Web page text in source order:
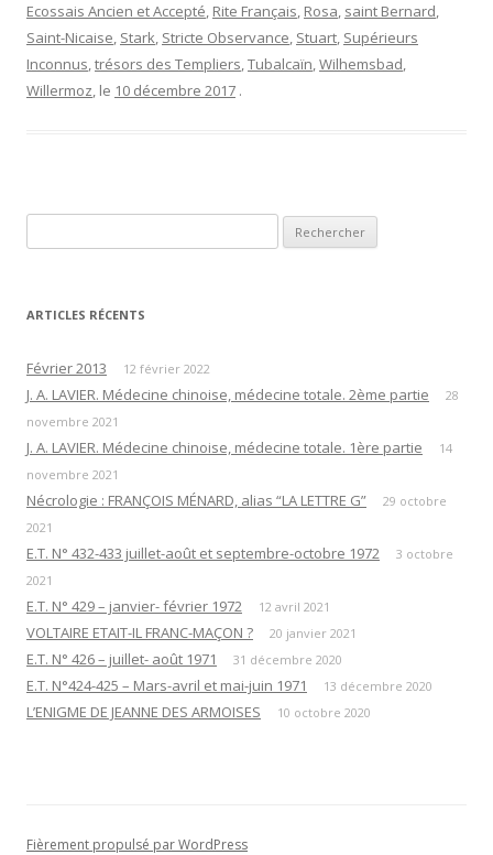
Ecossais Ancien et Accepté, Rite Français, Rosa, saint Bernard,
Saint-Nicaise, Stark, Stricte Observance, Stuart, Supérieurs
Inconnus,trésors des Templiers,Tubalcaïn,Wilhemsbad,
Willermoz, le 10 décembre 2017 .
ARTICLES RÉCENTS
Février 2013 12 février 2022
J. A. LAVIER. Médecine chinoise, médecine totale. 2ème partie
28
novembre 2021
J. A. LAVIER. Médecine chinoise, médecine totale. 1ère partie
14
novembre 2021
Nécrologie : FRANÇOIS MÉNARD, alias “LA LETTRE G”
29 octobre
2021
E.T. N° 432-433 juillet-août et septembre-octobre 1972
3 octobre
2021
E.T. N° 429 – janvier- février 1972 12 avril 2021
VOLTAIRE ETAIT-IL FRANC-MAÇON ? 20 janvier 2021
E.T. N° 426 – juillet- août 1971 31 décembre 2020
E.T. N°424-425 – Mars-avril et mai-juin 1971 13 décembre 2020
L’ENIGME DE JEANNE DES ARMOISES 10 octobre 2020
Fièrement propulsé par WordPress